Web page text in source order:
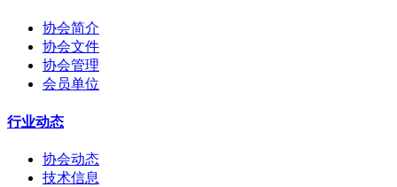
协会简介
协会文件
协会管理
会员单位
行业动态
协会动态
技术信息